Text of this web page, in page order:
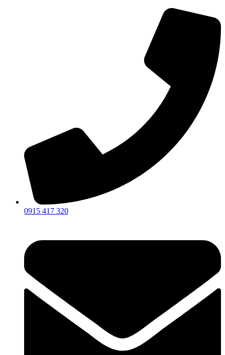
0915 417 320